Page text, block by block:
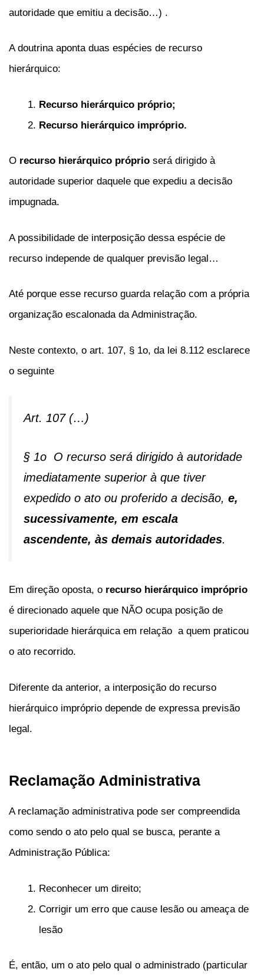
autoridade que emitiu a decisão…) .
A doutrina aponta duas espécies de recurso
hierárquico:
Recurso hierárquico próprio;
Recurso hierárquico impróprio.
O recurso hierárquico próprio será dirigido à
autoridade superior daquele que expediu a decisão
impugnada.
A possibilidade de interposição dessa espécie de
recurso independe de qualquer previsão legal…
Até porque esse recurso guarda relação com a própria
organização escalonada da Administração.
Neste contexto, o art. 107, § 1o, da lei 8.112 esclarece
o seguinte
Art. 107 (…)
§ 1o O recurso será dirigido à autoridade
imediatamente superior à que tiver
expedido o ato ou proferido a decisão, e,
sucessivamente, em escala
ascendente, às demais autoridades.
Em direção oposta, o recurso hierárquico impróprio
é direcionado aquele que NÃO ocupa posição de
superioridade hierárquica em relação a quem praticou
o ato recorrido.
Diferente da anterior, a interposição do recurso
hierárquico impróprio depende de expressa previsão
legal.
Reclamação Administrativa
A reclamação administrativa pode ser compreendida
como sendo o ato pelo qual se busca, perante a
Administração Pública:
Reconhecer um direito;
Corrigir um erro que cause lesão ou ameaça de
lesão
É, então, um o ato pelo qual o administrado (particular